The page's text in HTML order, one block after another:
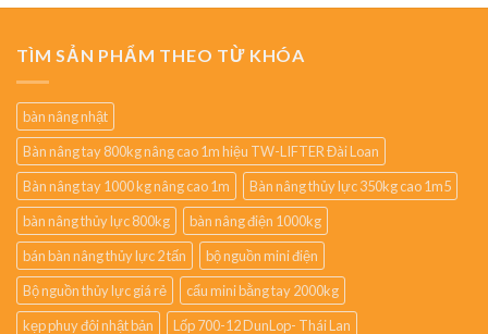
TÌM SẢN PHẨM THEO TỪ KHÓA
bàn nâng nhật
Bàn nâng tay 800kg nâng cao 1m hiệu TW-LIFTER Đài Loan
Bàn nâng tay 1000 kg nâng cao 1m
Bàn nâng thủy lực 350kg cao 1m5
bàn nâng thủy lực 800kg
bàn nâng điện 1000kg
bán bàn nâng thủy lực 2 tấn
bộ nguồn mini điện
Bộ nguồn thủy lực giá rẻ
cẩu mini bằng tay 2000kg
kẹp phuy đôi nhật bản
Lốp 700-12 DunLop- Thái Lan